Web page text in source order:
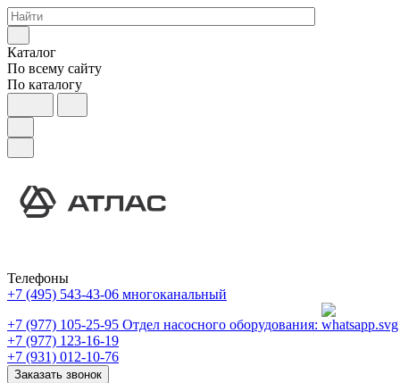
Каталог
По всему сайту
По каталогу
Телефоны
+7 (495) 543-43-06 многоканальный
+7 (977) 105-25-95 Отдел насосного оборудования:
+7 (977) 123-16-19
+7 (931) 012-10-76
Заказать звонок